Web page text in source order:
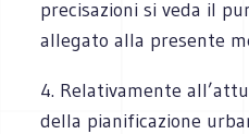
precisazioni si veda il
allegato alla presente
4. Relativamente
della pianificazione